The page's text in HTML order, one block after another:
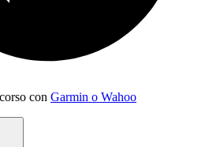
con Garmin o Wahoo